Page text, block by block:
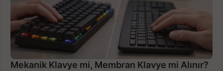
Mekanik Klavye mi, Membran Klavye mi Alınır?